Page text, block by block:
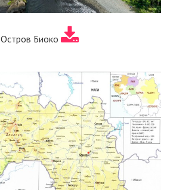
Остров Биоко